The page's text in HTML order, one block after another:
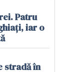
Patru
iar o
stradă în